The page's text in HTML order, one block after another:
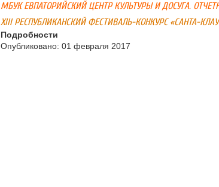
МБУК ЕВПАТОРИЙСКИЙ ЦЕНТР КУЛЬТУРЫ И ДОСУГА.
XIII РЕСПУБЛИКАНСКИЙ ФЕСТИВАЛЬ-КОНКУРС «САНТА-
Подробности
Опубликовано: 01 февраля 2017